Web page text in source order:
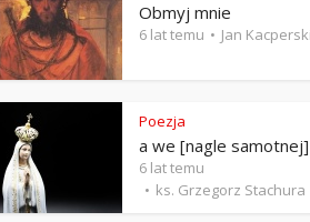
Obmyj mnie
6 lat temu Jan Kacperski
Poezja
a we [nagle samotnej]
6 lat temu
ks. Grzegorz Stachura